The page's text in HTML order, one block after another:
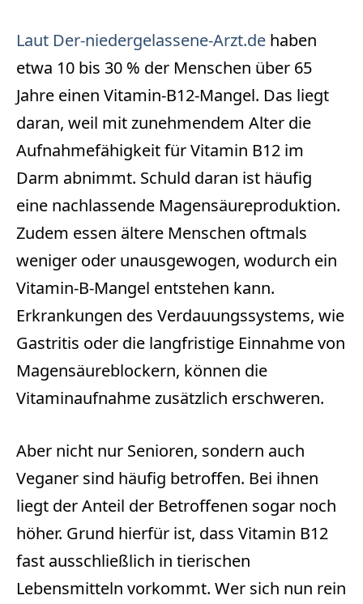
Laut Der-niedergelassene-Arzt.de haben
etwa 10 bis 30 % der Menschen über 65
Jahre einen Vitamin-B12-Mangel. Das liegt
daran, weil mit zunehmendem Alter die
Aufnahmefähigkeit für Vitamin B12 im
Darm abnimmt. Schuld daran ist häufig
eine nachlassende Magensäureproduktion.
Zudem essen ältere Menschen oftmals
weniger oder unausgewogen, wodurch ein
Vitamin-B-Mangel entstehen kann.
Erkrankungen des Verdauungssystems, wie
Gastritis oder die langfristige Einnahme von
Magensäureblockern, können die
Vitaminaufnahme zusätzlich erschweren.
Aber nicht nur Senioren, sondern auch
Veganer sind häufig betroffen. Bei ihnen
liegt der Anteil der Betroffenen sogar noch
höher. Grund hierfür ist, dass Vitamin B12
fast ausschließlich in tierischen
Lebensmitteln vorkommt. Wer sich nun rein